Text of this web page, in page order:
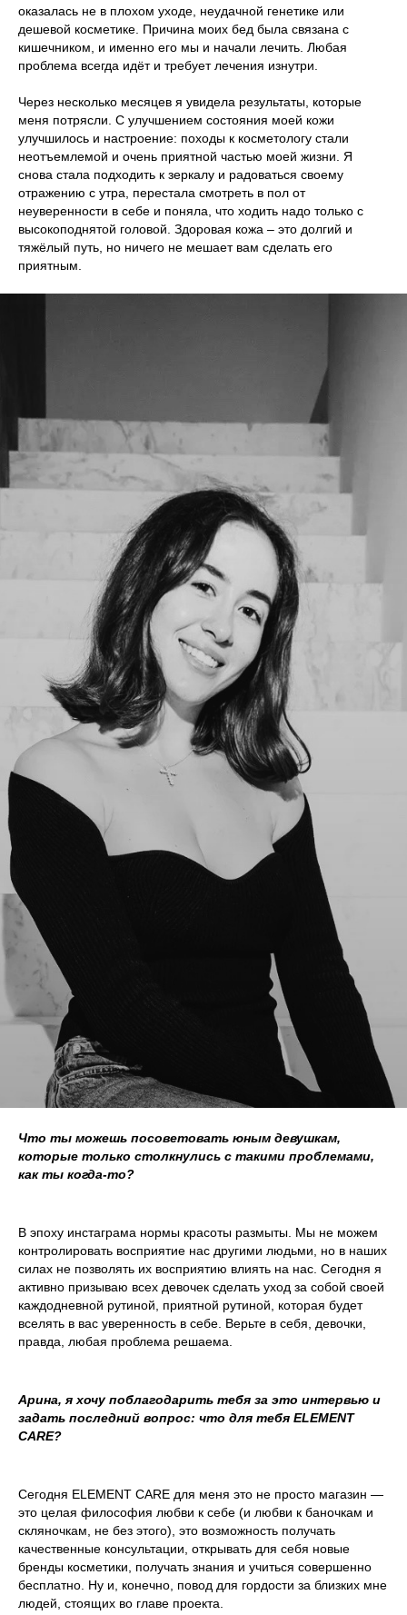
оказалась не в плохом уходе, неудачной генетике или
дешевой косметике. Причина моих бед была связана с
кишечником, и именно его мы и начали лечить. Любая
проблема всегда идёт и требует лечения изнутри.
Через несколько месяцев я увидела результаты, которые
меня потрясли. С улучшением состояния моей кожи
улучшилось и настроение: походы к косметологу стали
неотъемлемой и очень приятной частью моей жизни. Я
снова стала подходить к зеркалу и радоваться своему
отражению с утра, перестала смотреть в пол от
неуверенности в себе и поняла, что ходить надо только с
высокоподнятой головой. Здоровая кожа – это долгий и
тяжёлый путь, но ничего не мешает вам сделать его
приятным.
Что ты можешь посоветовать юным девушкам,
которые только столкнулись с такими проблемами,
как ты когда-то?
В эпоху инстаграма нормы красоты размыты. Мы не можем
контролировать восприятие нас другими людьми, но в наших
силах не позволять их восприятию влиять на нас. Сегодня я
активно призываю всех девочек сделать уход за собой своей
каждодневной рутиной, приятной рутиной, которая будет
вселять в вас уверенность в себе. Верьте в себя, девочки,
правда, любая проблема решаема.
Арина, я хочу поблагодарить тебя за это интервью и
задать последний вопрос: что для тебя ELEMENT
CARE?
Сегодня ELEMENT CARE для меня это не просто магазин —
это целая философия любви к себе (и любви к баночкам и
скляночкам, не без этого), это возможность получать
качественные консультации, открывать для себя новые
бренды косметики, получать знания и учиться совершенно
бесплатно. Ну и, конечно, повод для гордости за близких мне
людей, стоящих во главе проекта.